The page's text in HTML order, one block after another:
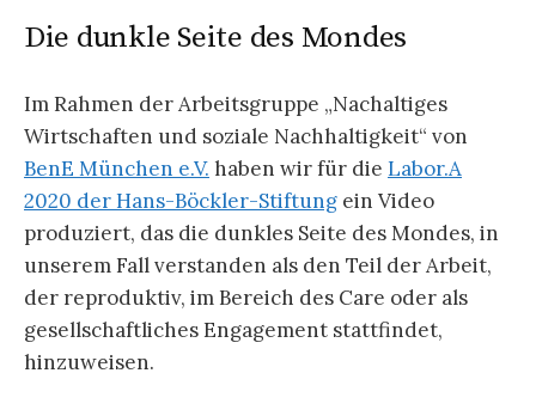
Die dunkle Seite des Mondes
Im Rahmen der Arbeitsgruppe „Nachaltiges
Wirtschaften und soziale Nachhaltigkeit“ von
BenE München e.V. haben wir für die Labor.A
2020 der Hans-Böckler-Stiftung ein Video
produziert, das die dunkles Seite des Mondes, in
unserem Fall verstanden als den Teil der Arbeit,
der reproduktiv, im Bereich des Care oder als
gesellschaftliches Engagement stattfindet,
hinzuweisen.